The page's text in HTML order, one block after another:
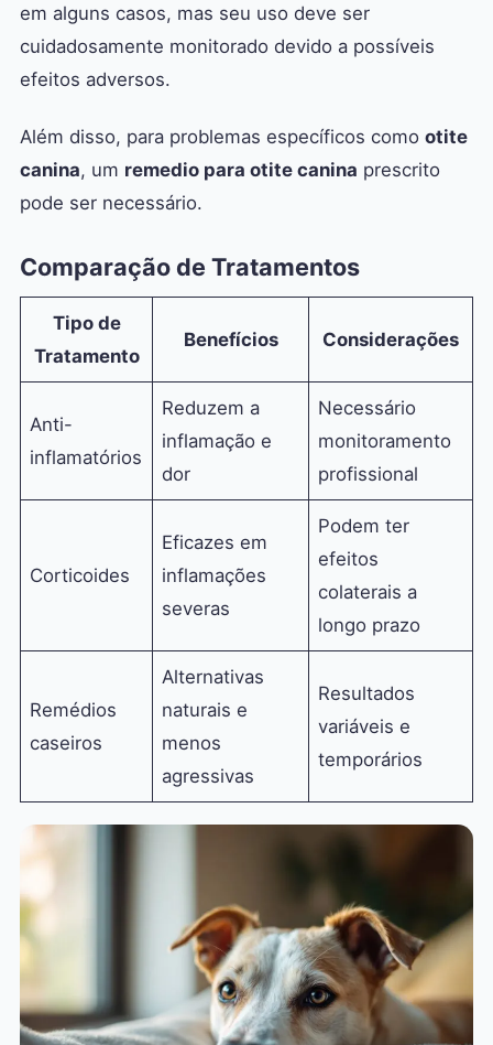
em alguns casos, mas seu uso deve ser
cuidadosamente monitorado devido a possíveis
efeitos adversos.
Além disso, para problemas específicos como otite
canina, um remedio para otite canina prescrito
pode ser necessário.
Comparação de Tratamentos
Tipo de
Tratamento
Benefícios Considerações
Anti-
inflamatórios
Reduzem a
inflamação e
dor
Necessário
monitoramento
profissional
Corticoides
Eficazes em
inflamações
severas
Podem ter
efeitos
colaterais a
longo prazo
Remédios
caseiros
Alternativas
naturais e
menos
agressivas
Resultados
variáveis e
temporários